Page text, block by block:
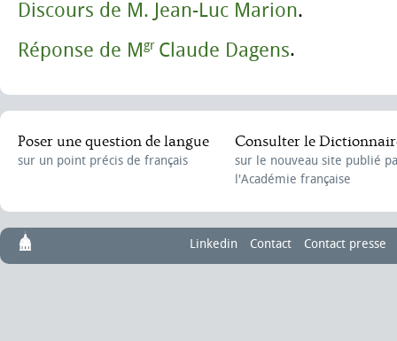
Discours de M. Jean-Luc Marion.
Réponse de Mgr Claude Dagens.
Poser une question de langue
sur un point précis de français
Consulter le
sur le nouveau site publié
l'Académie française
Linkedin Contact Contact presse